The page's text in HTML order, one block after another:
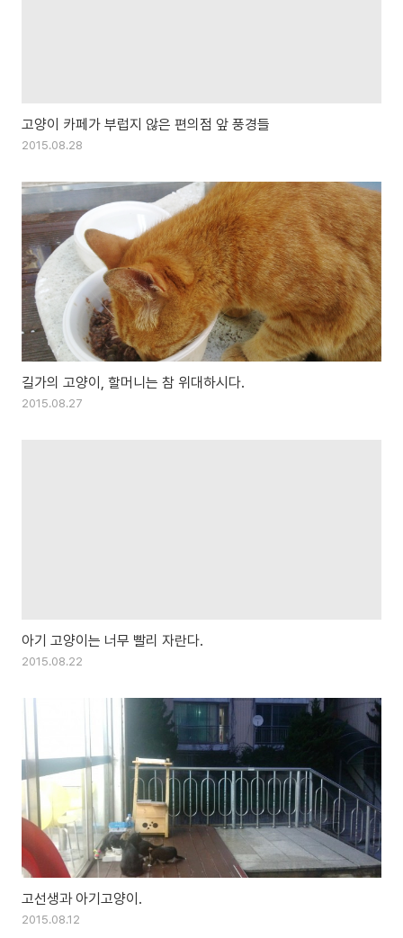
고양이 카페가 부럽지 않은 편의점 앞 풍경들
2015.08.28
길가의 고양이, 할머니는 참 위대하시다.
2015.08.27
아기 고양이는 너무 빨리 자란다.
2015.08.22
고선생과 아기고양이.
2015.08.12